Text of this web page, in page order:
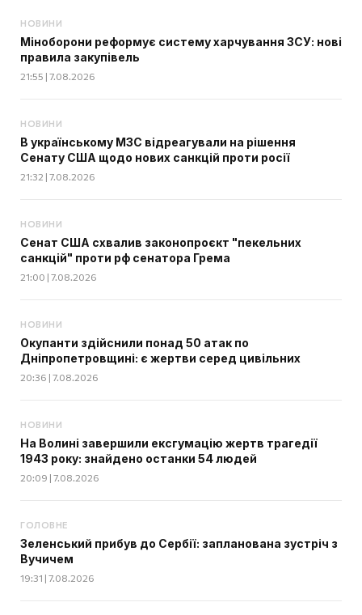
НОВИНИ
Міноборони реформує систему харчування ЗСУ: нові
правила закупівель
21:55 | 7.08.2026
НОВИНИ
В українському МЗС відреагували на рішення
Сенату США щодо нових санкцій проти росії
21:32 | 7.08.2026
НОВИНИ
Сенат США схвалив законопроєкт "пекельних
санкцій" проти рф сенатора Грема
21:00 | 7.08.2026
НОВИНИ
Окупанти здійснили понад 50 атак по
Дніпропетровщині: є жертви серед цивільних
20:36 | 7.08.2026
НОВИНИ
На Волині завершили ексгумацію жертв трагедії
1943 року: знайдено останки 54 людей
20:09 | 7.08.2026
ГОЛОВНЕ
Зеленський прибув до Сербії: запланована зустріч з
Вучичем
19:31 | 7.08.2026